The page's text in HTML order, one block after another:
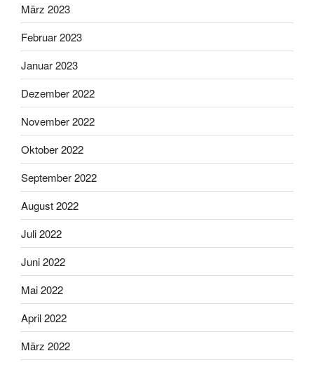
März 2023
Februar 2023
Januar 2023
Dezember 2022
November 2022
Oktober 2022
September 2022
August 2022
Juli 2022
Juni 2022
Mai 2022
April 2022
März 2022